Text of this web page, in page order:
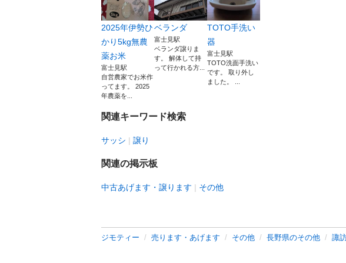
2025年伊勢ひ
かり5kg無農
薬お米
富士見駅
自営農家でお米作
ってます。 2025
年農薬を...
ベランダ
富士見駅
ベランダ譲りま
す。 解体して持
って行かれる方...
TOTO手洗い
器
富士見駅
TOTO洗面手洗い
です。 取り外し
ました。 ...
関連キーワード検索
サッシ 譲り
関連の掲示板
中古あげます・譲ります その他
ジモティー 売ります・あげます その他 長野県のその他 諏